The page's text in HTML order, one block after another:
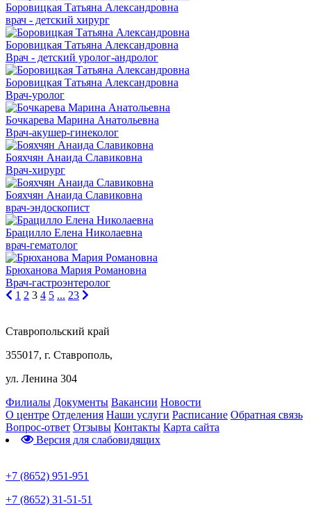
Боровицкая Татьяна Александровна
врач - детский хирург
Боровицкая Татьяна Александровна
Врач - детский уролог-андролог
Боровицкая Татьяна Александровна
Врач-уролог
Бочкарева Марина Анатольевна
Врач-акушер-гинеколог
Бояхчян Анаида Славиковна
Врач-хирург
Бояхчян Анаида Славиковна
врач-эндоскопист
Брацилло Елена Николаевна
врач-гематолог
Брюханова Мария Романовна
Врач-гастроэнтеролог
1 2 3 4 5 ... 23
Ставропольский край
355017, г. Ставрополь,
ул. Ленина 304
Филиалы Документы Вакансии Новости
О центре Отделения Наши услуги Расписание Обратная связь
Вопрос-ответ Отзывы Контакты Карта сайта
Версия для слабовидящих
+7 (8652) 951-951
+7 (8652) 31-51-51